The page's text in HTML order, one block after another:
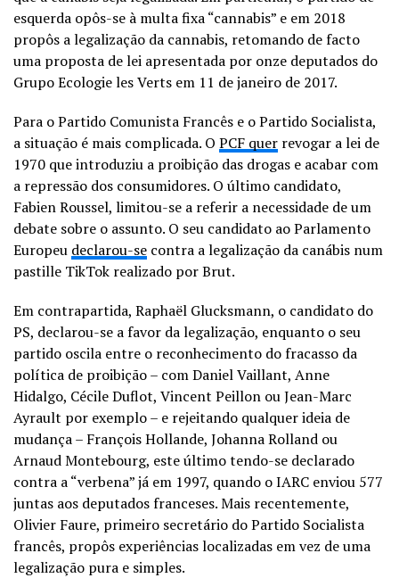
esquerda opôs-se à multa fixa “cannabis” e em 2018
propôs a legalização da cannabis, retomando de facto
uma proposta de lei apresentada por onze deputados do
Grupo Ecologie les Verts em 11 de janeiro de 2017.
Para o Partido Comunista Francês e o Partido Socialista,
a situação é mais complicada. O PCF quer revogar a lei de
1970 que introduziu a proibição das drogas e acabar com
a repressão dos consumidores. O último candidato,
Fabien Roussel, limitou-se a referir a necessidade de um
debate sobre o assunto. O seu candidato ao Parlamento
Europeu declarou-se contra a legalização da canábis num
pastille TikTok realizado por Brut.
Em contrapartida, Raphaël Glucksmann, o candidato do
PS, declarou-se a favor da legalização, enquanto o seu
partido oscila entre o reconhecimento do fracasso da
política de proibição – com Daniel Vaillant, Anne
Hidalgo, Cécile Duflot, Vincent Peillon ou Jean-Marc
Ayrault por exemplo – e rejeitando qualquer ideia de
mudança – François Hollande, Johanna Rolland ou
Arnaud Montebourg, este último tendo-se declarado
contra a “verbena” já em 1997, quando o IARC enviou 577
juntas aos deputados franceses. Mais recentemente,
Olivier Faure, primeiro secretário do Partido Socialista
francês, propôs experiências localizadas em vez de uma
legalização pura e simples.